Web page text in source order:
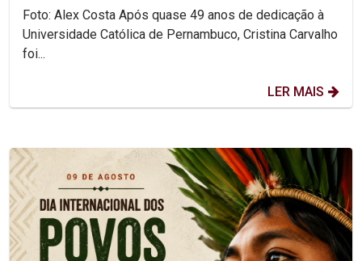
Foto: Alex Costa Após quase 49 anos de dedicação à
Universidade Católica de Pernambuco, Cristina Carvalho
foi...
LER MAIS